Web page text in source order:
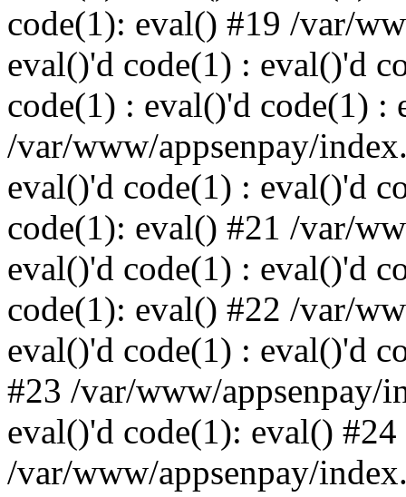
code(1): eval() #19 /var/
eval()'d code(1) : eval()'d
code(1) : eval()'d code(1) :
/var/www/appsenpay/
eval()'d code(1) : eval()'d
code(1): eval() #21 /var/
eval()'d code(1) : eval()'d
code(1): eval() #22 /var/
eval()'d code(1) : eval()'d
#23 /var/www/appsenpay/
eval()'d code(1): eval() #24
/var/www/appsenpay/